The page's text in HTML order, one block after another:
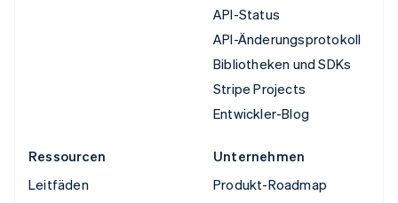
API-Status
API-Änderungsprotokoll
Bibliotheken und SDKs
Stripe Projects
Entwickler-Blog
Ressourcen
Leitfäden
Unternehmen
Produkt-Roadmap